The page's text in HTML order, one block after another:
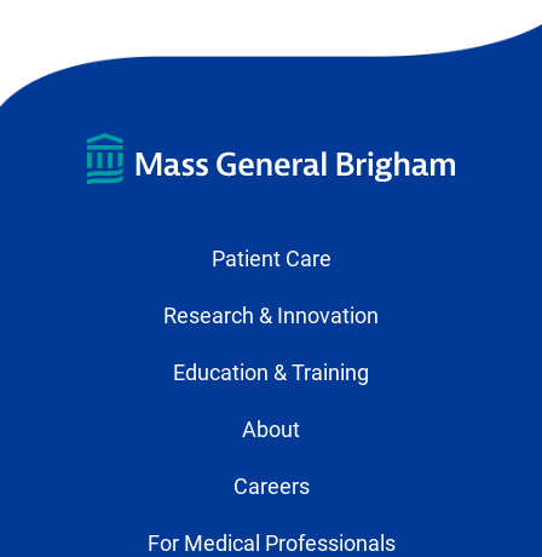
Patient Care
Research & Innovation
Education & Training
About
Careers
For Medical Professionals